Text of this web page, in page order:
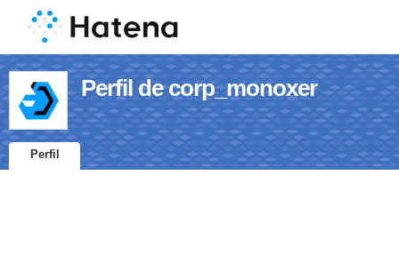
Perfil de corp_monoxer
Perfil